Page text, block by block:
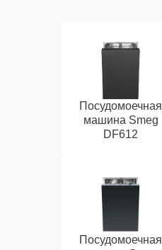
Посудомоечная
машина Smeg
DF612
Посудомоечная